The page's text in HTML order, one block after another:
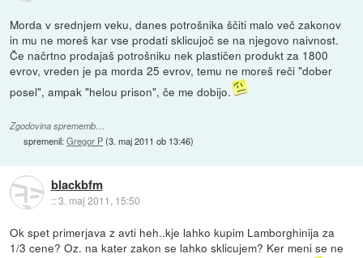
Morda v srednjem veku, danes potrošnika ščiti malo več zakonov
in mu ne moreš kar vse prodati sklicujoč se na njegovo naivnost.
Če načrtno prodajaš potrošniku nek plastičen produkt za 1800
evrov, vreden je pa morda 25 evrov, temu ne moreš reči "dober
posel", ampak "helou prison", če me dobijo.
Zgodovina sprememb…
spremenil:Gregor P(3. maj 2011 ob 13:46)
blackbfm
::3. maj 2011, 15:50
Ok spet primerjava z avti heh..kje lahko kupim Lamborghinija za
1/3 cene? Oz. na kater zakon se lahko sklicujem? Ker meni se ne